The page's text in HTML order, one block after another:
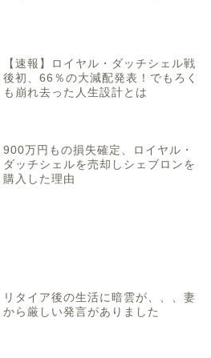
【速報】ロイヤル・ダッチシェル戦
後初、66％の大減配発表！でもろく
も崩れ去った人生設計とは
900万円もの損失確定、ロイヤル・
ダッチシェルを売却しシェブロンを
購入した理由
リタイア後の生活に暗雲が、、、妻
から厳しい発言がありました